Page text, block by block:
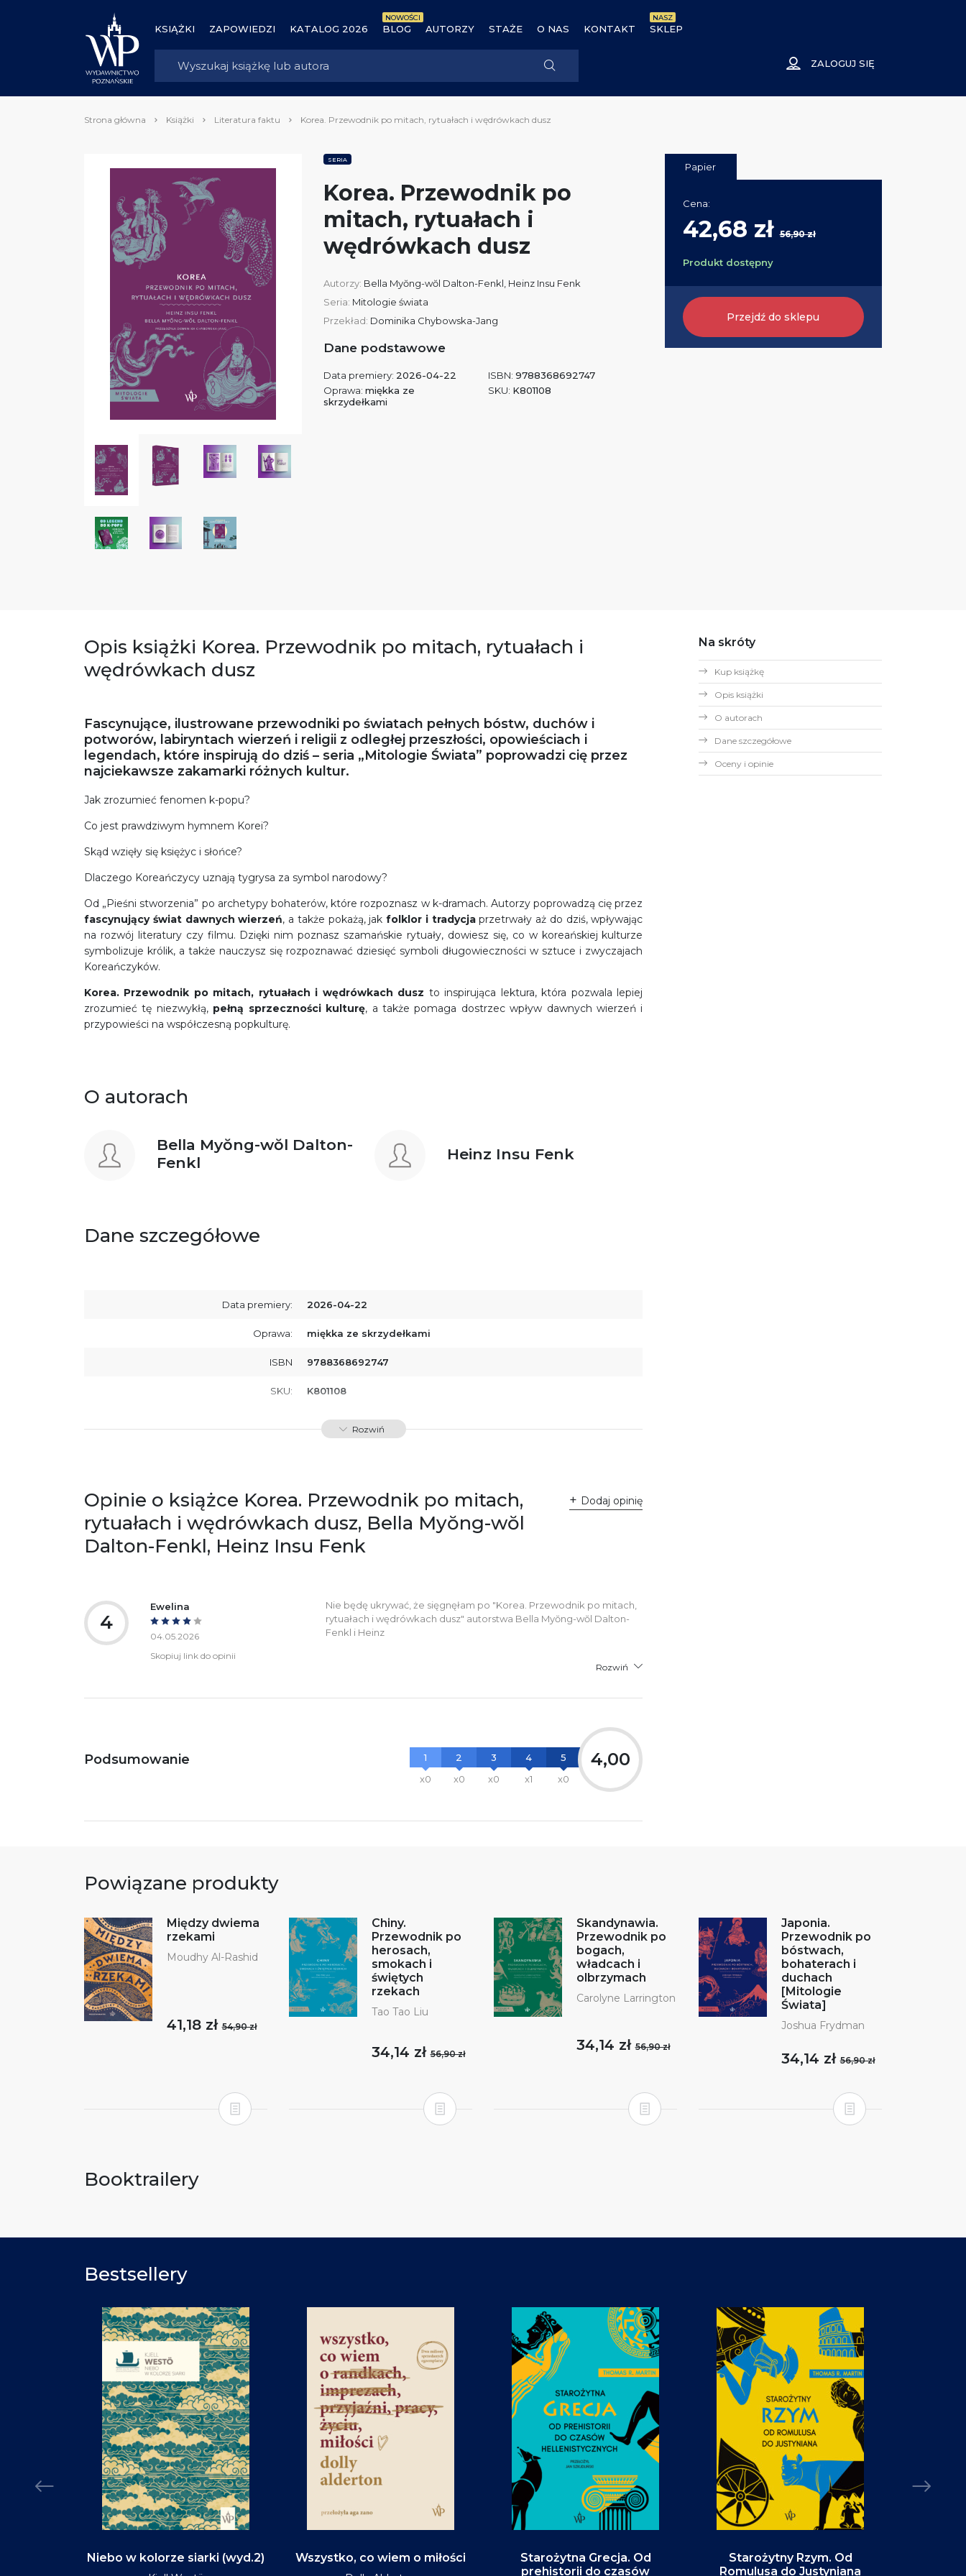
KSIĄŻKI ZAPOWIEDZI KATALOG 2026 BLOG
NOWOŚCI
AUTORZY STAŻE O NAS KONTAKT SKLEP
NASZ
ZALOGUJ SIĘ
Strona główna Książki Literatura faktu Korea. Przewodnik po mitach, rytuałach i wędrówkach dusz
SERIA
Korea. Przewodnik po
mitach, rytuałach i
wędrówkach dusz
Autorzy: Bella Myŏng-wŏl Dalton-Fenkl Heinz Insu Fenk
Seria: Mitologie świata
Przekład: Dominika Chybowska-Jang
Dane podstawowe
Data premiery: 2026-04-22
Oprawa: miękka ze
skrzydełkami
ISBN: 9788368692747
SKU: K801108
Papier
Cena:
42,68 zł56,90 zł
Produkt dostępny
Przejdź do sklepu
Opis książki Korea. Przewodnik po mitach, rytuałach i
wędrówkach dusz
Fascynujące, ilustrowane przewodniki po światach pełnych bóstw, duchów i
potworów, labiryntach wierzeń i religii z odległej przeszłości, opowieściach i
legendach, które inspirują do dziś – seria „Mitologie Świata” poprowadzi cię przez
najciekawsze zakamarki różnych kultur.
Jak zrozumieć fenomen k-popu?
Co jest prawdziwym hymnem Korei?
Skąd wzięły się księżyc i słońce?
Dlaczego Koreańczycy uznają tygrysa za symbol narodowy?
Od „Pieśni stworzenia” po archetypy bohaterów, które rozpoznasz w k-dramach. Autorzy poprowadzą cię przez
fascynujący świat dawnych wierzeń, a także pokażą, jak folklor i tradycjaprzetrwały aż do dziś, wpływając
na rozwój literatury czy filmu. Dzięki nim poznasz szamańskie rytuały, dowiesz się, co w koreańskiej kulturze
symbolizuje królik, a także nauczysz się rozpoznawać dziesięć symboli długowieczności w sztuce i zwyczajach
Koreańczyków.
Korea. Przewodnik po mitach, rytuałach i wędrówkach dusz to inspirująca lektura, która pozwala lepiej
zrozumieć tę niezwykłą, pełną sprzeczności kulturę, a także pomaga dostrzec wpływ dawnych wierzeń i
przypowieści na współczesną popkulturę.
O autorach
Bella Myŏng-wŏl Dalton-
Fenkl
Heinz Insu Fenk
Dane szczegółowe
Data premiery: 2026-04-22
Oprawa: miękka ze skrzydełkami
ISBN 9788368692747
SKU: K801108
Rozwiń
Opinie o książce Korea. Przewodnik po mitach,
rytuałach i wędrówkach dusz, Bella Myŏng-wŏl
Dalton-Fenkl, Heinz Insu Fenk
Dodaj opinię
4
Ewelina
04.05.2026
Skopiuj link do opinii
Nie będę ukrywać, że sięgnęłam po "Korea. Przewodnik po mitach,
rytuałach i wędrówkach dusz" autorstwa Bella Myŏng-wŏl Dalton-
Fenkl i Heinz
Rozwiń
Podsumowanie
1
x0
2
x0
3
x0
4
x1
5
x0
4,00
Na skróty
Kup książkę
Opis książki
O autorach
Dane szczegółowe
Oceny i opinie
Powiązane produkty
Między dwiema
rzekami
Moudhy Al-Rashid
41,18 zł54,90 zł
Chiny.
Przewodnik po
herosach,
smokach i
świętych
rzekach
Tao Tao Liu
34,14 zł56,90 zł
Skandynawia.
Przewodnik po
bogach,
władcach i
olbrzymach
Carolyne Larrington
34,14 zł56,90 zł
Japonia.
Przewodnik po
bóstwach,
bohaterach i
duchach
[Mitologie
Świata]
Joshua Frydman
34,14 zł56,90 zł
Booktrailery
Bestsellery
Niebo w kolorze siarki (wyd.2) Wszystko, co wiem o miłości
Starożytna Grecja. Od
prehistorii do czasów
Starożytny Rzym. Od
Romulusa do Justyniana